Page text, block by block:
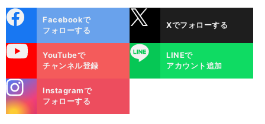
ok
Facebookで
フォローする
Xでフォローする
YouTubeで
チャンネル登録
LINE
LINEで
アカウント追加
m
Instagramで
フォローする